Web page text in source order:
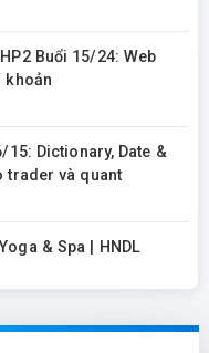
Buổi 15/24: Web
khoản
15: Dictionary, Date &
trader và quant
& Spa | HNDL